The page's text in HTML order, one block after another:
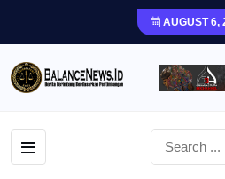
AUGUST 6,